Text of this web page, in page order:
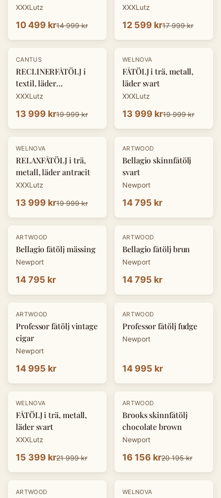
svart
XXXLutz
10 499 kr14 999 kr
XXXLutz
12 599 kr17 999 kr
-30%
CANTUS
RECLINERFÅTÖLJ i
textil, läder
cognacfärgad
XXXLutz
13 999 kr19 999 kr
-30 %
WELNOVA
FÅTÖLJ i trä, metall,
läder svart
XXXLutz
13 999 kr19 999 kr
-30 %
WELNOVA
RELAXFÅTÖLJ i trä,
metall, läder antracit
XXXLutz
13 999 kr19 999 kr
ARTWOOD
Bellagio skinnfåtölj
svart
Newport
14 795 kr
ARTWOOD
Bellagio fåtölj mässing
Newport
14 795 kr
ARTWOOD
Bellagio fåtölj brun
Newport
14 795 kr
ARTWOOD
Professor fåtölj vintage
cigar
Newport
14 995 kr
ARTWOOD
Professor fåtölj fudge
Newport
14 995 kr
-30 %
WELNOVA
FÅTÖLJ i trä, metall,
läder svart
XXXLutz
15 399 kr21 999 kr
-20%
ARTWOOD
Brooks skinnfåtölj
chocolate brown
Newport
16 156 kr20 195 kr
ARTWOOD -30 %
WELNOVA